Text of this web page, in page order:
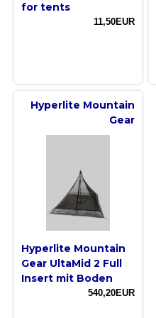
for tents
11,50EUR
Hyperlite Mountain
Gear
Hyperlite Mountain
Gear UltaMid 2 Full
Insert mit Boden
540,20EUR